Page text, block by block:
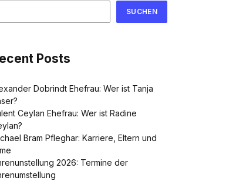
SUCHEN
Posts
Dobrindt Ehefrau: Wer ist Tanja
Ceylan Ehefrau: Wer ist Radine
Bram Pfleghar: Karriere, Eltern und
2026: Termine der